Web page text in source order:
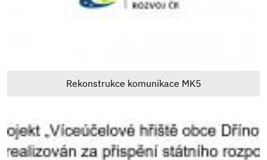
Rekonstrukce komunikace MK5